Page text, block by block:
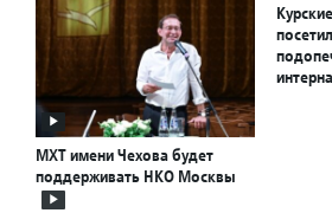
МХТ имени Чехова будет
поддерживать НКО Москвы